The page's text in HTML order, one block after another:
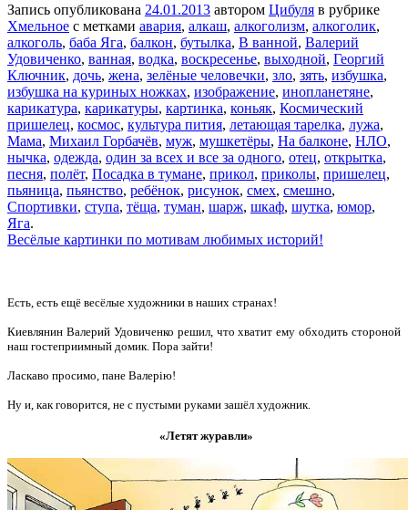
Запись опубликована 24.01.2013 автором Цибуля в рубрике
Хмельное с метками авария, алкаш, алкоголизм, алкоголик,
алкоголь, баба Яга, балкон, бутылка, В ванной, Валерий
Удовиченко, ванная, водка, воскресенье, выходной, Георгий
Ключник, дочь, жена, зелёные человечки, зло, зять, избушка,
избушка на куриных ножках, изображение, инопланетяне,
карикатура, карикатуры, картинка, коньяк, Космический
пришелец, космос, культура пития, летающая тарелка, лужа,
Мама, Михаил Горбачёв, муж, мушкетёры, На балконе, НЛО,
нычка, одежда, один за всех и все за одного, отец, открытка,
песня, полёт, Посадка в тумане, прикол, приколы, пришелец,
пьяница, пьянство, ребёнок, рисунок, смех, смешно,
Спортивки, ступа, тёща, туман, шарж, шкаф, шутка, юмор,
Яга.
Весёлые картинки по мотивам любимых историй!
Есть, есть ещё весёлые художники в наших странах!
Киевлянин Валерий Удовиченко решил, что хватит ему обходить стороной
наш гостеприимный домик. Пора зайти!
Ласкаво просимо, пане Валерію!
Ну и, как говорится, не с пустыми руками зашёл художник.
«Летят журавли»